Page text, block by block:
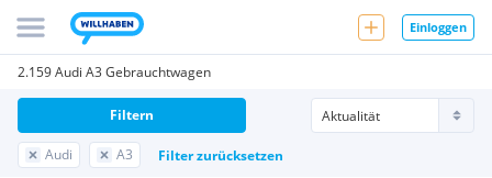
Einloggen
2.159 Audi A3 Gebrauchtwagen
Audi A3 Filter zurücksetzen
Filtern